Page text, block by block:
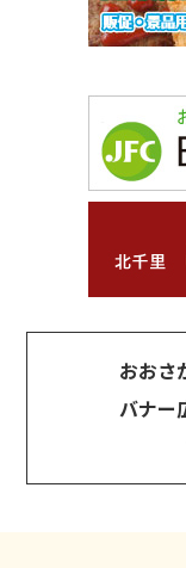
おおさ
バナー